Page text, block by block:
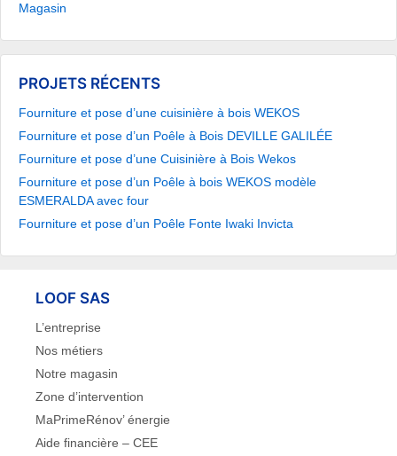
Magasin
PROJETS RÉCENTS
Fourniture et pose d’une cuisinière à bois WEKOS
Fourniture et pose d’un Poêle à Bois DEVILLE GALILÉE
Fourniture et pose d’une Cuisinière à Bois Wekos
Fourniture et pose d’un Poêle à bois WEKOS modèle
ESMERALDA avec four
Fourniture et pose d’un Poêle Fonte Iwaki Invicta
LOOF SAS
L’entreprise
Nos métiers
Notre magasin
Zone d’intervention
MaPrimeRénov’ énergie
Aide financière – CEE